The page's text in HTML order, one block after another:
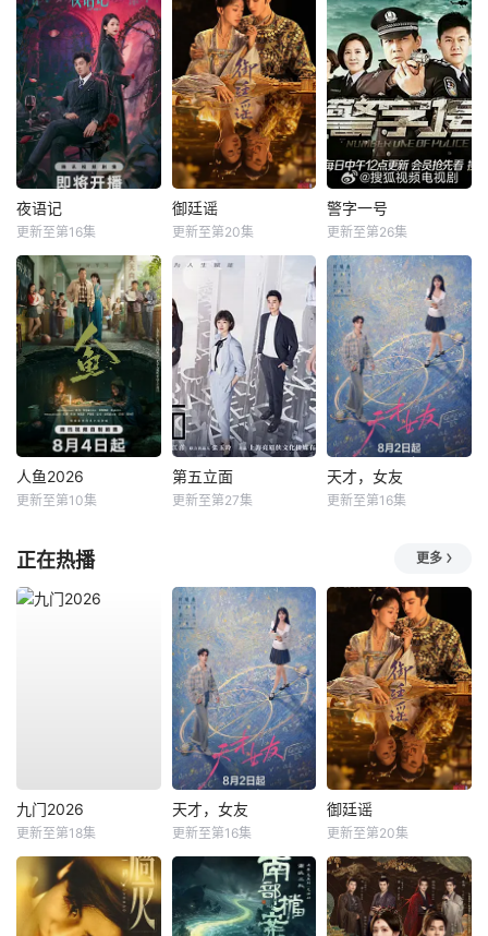
夜语记
更新至第16集
御廷谣
更新至第20集
警字一号
更新至第26集
人鱼2026
更新至第10集
第五立面
更新至第27集
天才，女友
更新至第16集
正在热播 更多
九门2026
更新至第18集
天才，女友
更新至第16集
御廷谣
更新至第20集